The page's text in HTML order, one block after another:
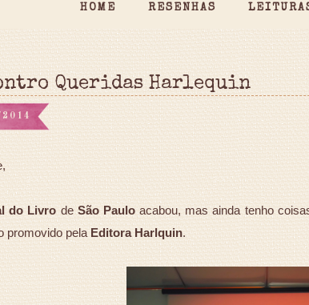
HOME RESENHAS
Queridas Harlequin
do LivrodeSão Pauloacabou, mas ainda tenho
promovido pela Editora Harlquin.